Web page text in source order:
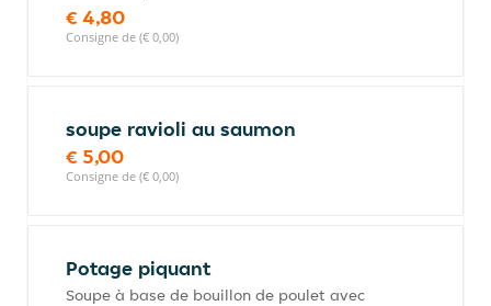
€ 4,80
Consigne de (€ 0,00)
soupe ravioli au saumon
€ 5,00
Consigne de (€ 0,00)
Potage piquant
Soupe à base de bouillon de poulet avec